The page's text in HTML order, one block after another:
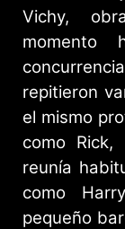
Vichy,
momento
repitieron
el mismo
como
reunía
como
pequeño